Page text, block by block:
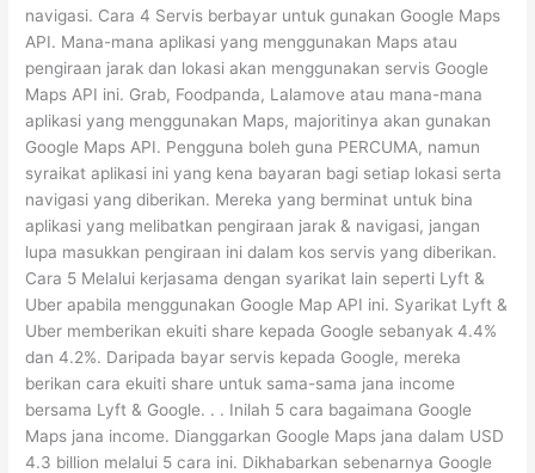
navigasi. Cara 4 Servis berbayar untuk gunakan Google Maps
API. Mana-mana aplikasi yang menggunakan Maps atau
pengiraan jarak dan lokasi akan menggunakan servis Google
Maps API ini. Grab, Foodpanda, Lalamove atau mana-mana
aplikasi yang menggunakan Maps, majoritinya akan gunakan
Google Maps API. Pengguna boleh guna PERCUMA, namun
syraikat aplikasi ini yang kena bayaran bagi setiap lokasi serta
navigasi yang diberikan. Mereka yang berminat untuk bina
aplikasi yang melibatkan pengiraan jarak & navigasi, jangan
lupa masukkan pengiraan ini dalam kos servis yang diberikan.
Cara 5 Melalui kerjasama dengan syarikat lain seperti Lyft &
Uber apabila menggunakan Google Map API ini. Syarikat Lyft &
Uber memberikan ekuiti share kepada Google sebanyak 4.4%
dan 4.2%. Daripada bayar servis kepada Google, mereka
berikan cara ekuiti share untuk sama-sama jana income
bersama Lyft & Google. . . Inilah 5 cara bagaimana Google
Maps jana income. Dianggarkan Google Maps jana dalam USD
4.3 billion melalui 5 cara ini. Dikhabarkan sebenarnya Google